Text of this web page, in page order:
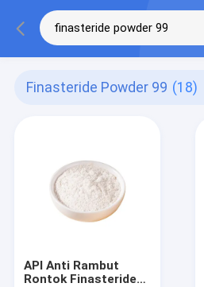
Finasteride Powder 99 (18)
API Anti Rambut
Rontok Finasteride